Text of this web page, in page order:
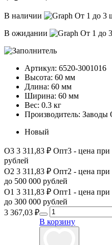
В наличии
От 1 до 3
В ожидании
От 1 до
Артикул: 6520-3001016
Высота: 60 мм
Длина: 60 мм
Ширина: 60 мм
Вес: 0.3 кг
Производитель: Заводы
Новый
О3 3 311,83 ₽ Опт3 - цена при
рублей
О2 3 311,83 ₽ Опт2 - цена при
до 500 000 рублей
О1 3 311,83 ₽ Опт1 - цена при
до 300 000 рублей
3 367,03 ₽
В корзину